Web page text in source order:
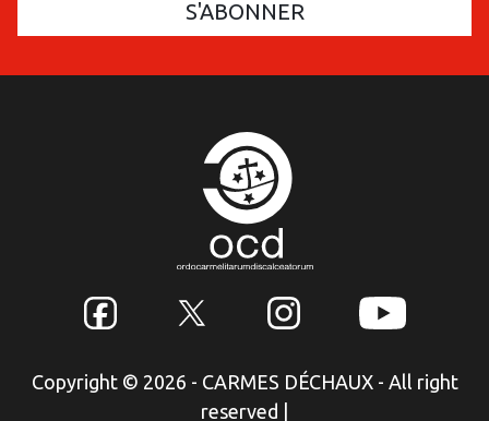
Copyright © 2026 - CARMES DÉCHAUX - All right
reserved